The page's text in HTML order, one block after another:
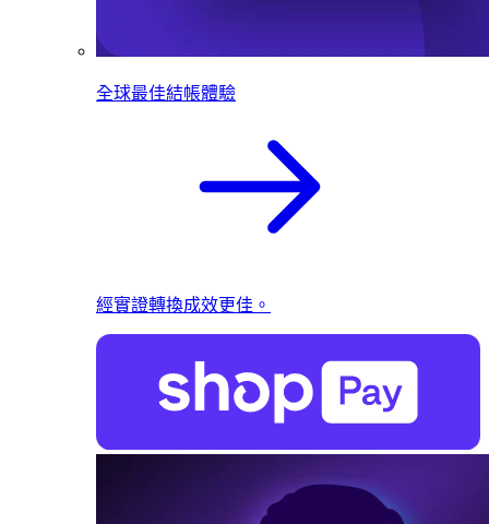
全球最佳結帳體驗
經實證轉換成效更佳。